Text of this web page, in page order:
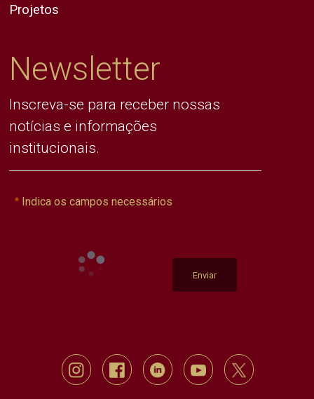
Projetos
Newsletter
Inscreva-se para receber nossas
notícias e informações
institucionais.
Indica os campos necessários
Enviar